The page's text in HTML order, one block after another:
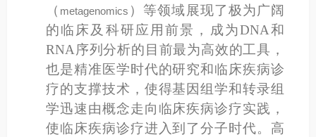
（ metagenomics ） 等领域展现了极为广阔
的临床及科研应用前景，成为DNA和
RNA序列分析的目前最为高效的工具，
也是精准医学时代的研究和临床疾病诊
疗的支撑技术，使得基因组学和转录组
学迅速由概念走向临床疾病诊疗实践，
使临床疾病诊疗进入到了分子时代。高